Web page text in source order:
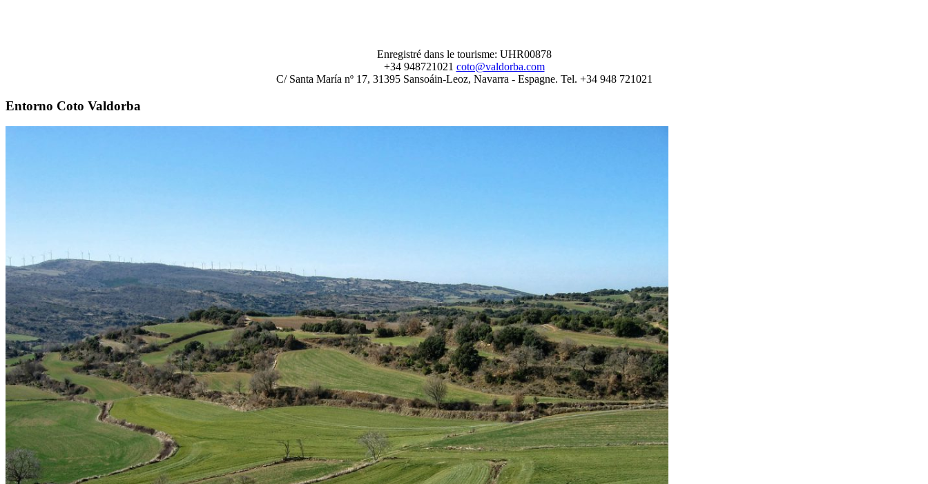
Enregistré dans le tourisme: UHR00878
+34 948721021 coto@valdorba.com
C/ Santa María nº 17, 31395 Sansoáin-Leoz, Navarra - Espagne. Tel. +34 948 721021
Entorno Coto Valdorba